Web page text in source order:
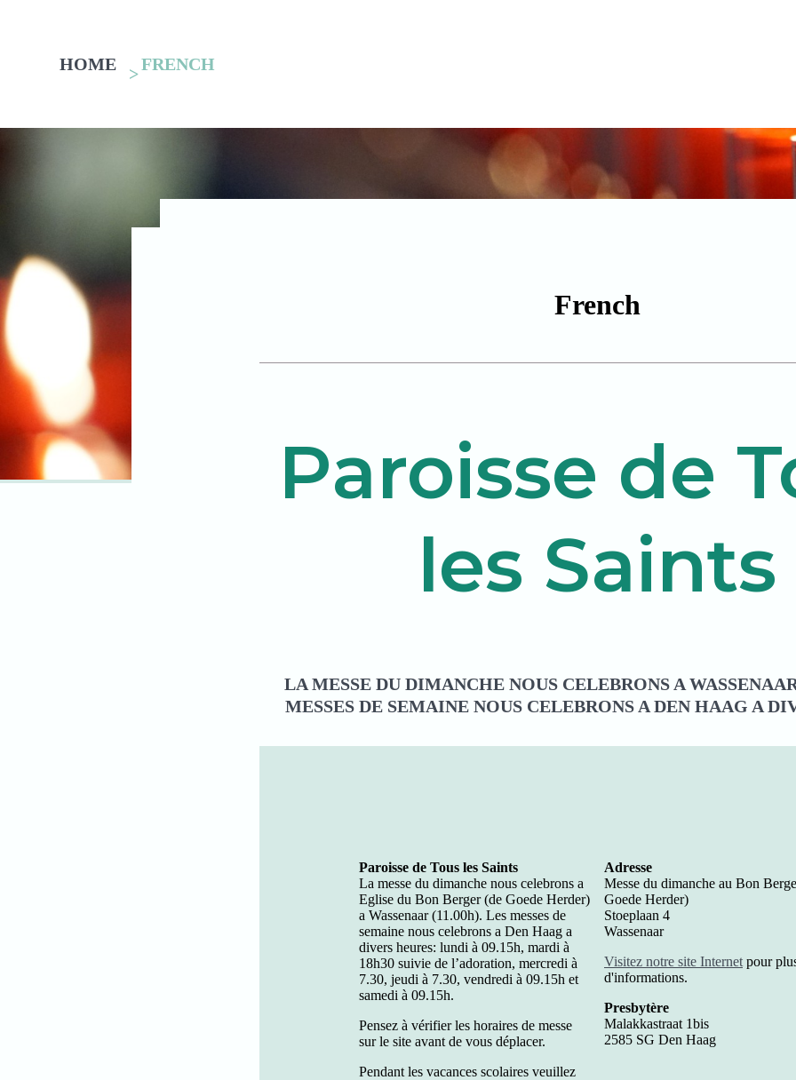
HOME FRENCH
French
Paroisse de
les Saints
LA MESSE DU DIMANCHE NOUS CELEBRONS A
MESSES DE SEMAINE NOUS CELEBRONS A DEN HAAG A
Paroisse de Tous les Saints
La messe du dimanche nous celebrons a
Eglise du Bon Berger (de Goede Herder)
a Wassenaar (11.00h). Les messes de
semaine nous celebrons a Den Haag a
divers heures: lundi à 09.15h, mardi à
18h30 suivie de l’adoration, mercredi à
7.30, jeudi à 7.30, vendredi à 09.15h et
samedi à 09.15h.
Pensez à vérifier les horaires de messe
sur le site avant de vous déplacer.
Pendant les vacances scolaires veuillez
Adresse
Messe du dimanche au Bon
Goede Herder)
Stoeplaan 4
Wassenaar
Visitez notre site Internet pour
d'informations.
Presbytère
Malakkastraat 1bis
2585 SG Den Haag